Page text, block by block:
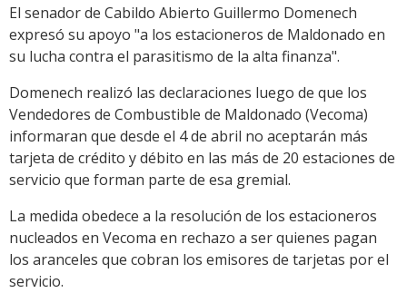
Link
El senador de Cabildo Abierto Guillermo Domenech
expresó su apoyo "a los estacioneros de Maldonado en
su lucha contra el parasitismo de la alta finanza".
Domenech realizó las declaraciones luego de que los
Vendedores de Combustible de Maldonado (Vecoma)
informaran que desde el 4 de abril no aceptarán más
tarjeta de crédito y débito en las más de 20 estaciones de
servicio que forman parte de esa gremial.
La medida obedece a la resolución de los estacioneros
nucleados en Vecoma en rechazo a ser quienes pagan
los aranceles que cobran los emisores de tarjetas por el
servicio.